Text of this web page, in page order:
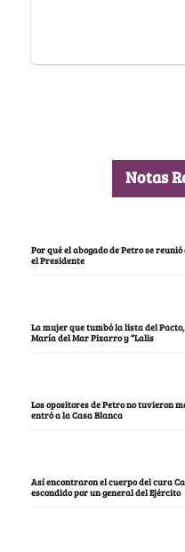
Notas
Por qué el abogado de Petro se
el Presidente
La mujer que tumbó la lista del
María del Mar Pizarro y “Lalis
Los opositores de Petro no tuvieron
entró a la Casa Blanca
Así encontraron el cuerpo del cura
escondido por un general del Ejército